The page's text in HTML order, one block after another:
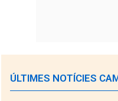
ÚLTIMES NOTÍCIES